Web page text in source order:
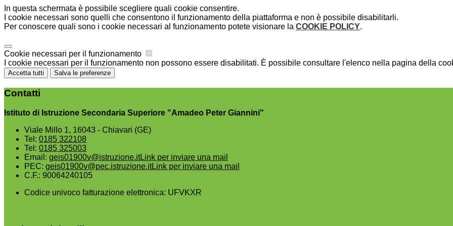
In questa schermata è possibile scegliere quali cookie consentire.
I cookie necessari sono quelli che consentono il funzionamento della piattaforma e non è possibile disabilitarli.
Per conoscere quali sono i cookie necessari al funzionamento potete visionare la COOKIE POLICY.
Cookie necessari per il funzionamento
I cookie necessari per il funzionamento non possono essere disabilitati. È possibile consultare l'elenco nella pagina della
Accetta tutti Salva le preferenze
Contatti
Istituto di Istruzione Secondaria Superiore "Amadeo Peter Giannini"
Viale Millo 1, 16043 - Chiavari (GE)
Tel: 0185 322108
Tel: 0185 325003
Email: geis01900v@istruzione.itLink per inviare una mail
PEC: geis01900v@pec.istruzione.itLink per inviare una mail
C.F.: 90064240105
Codice univoco fatturazione elettronica: UFVKXR